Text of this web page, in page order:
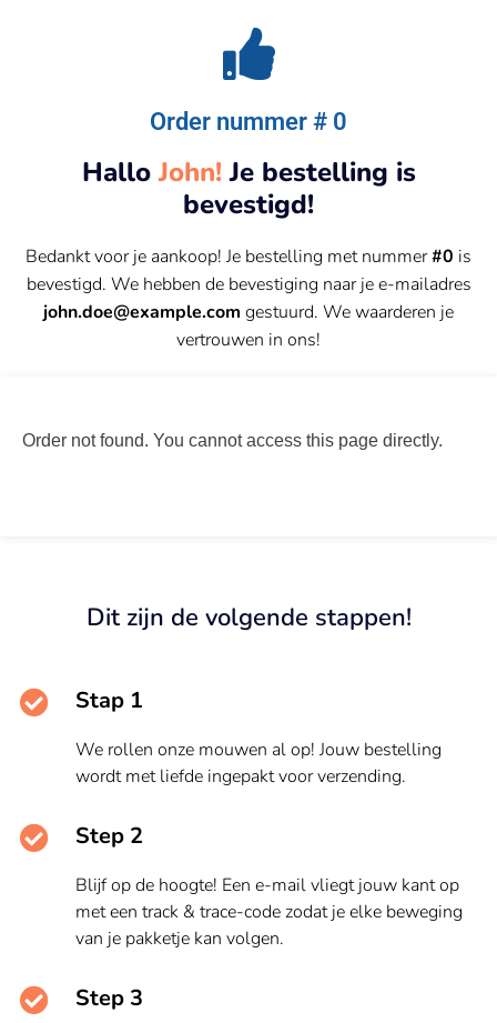
Order nummer # 0
HalloJohn! Je bestelling is
bevestigd!
Bedankt voor je aankoop! Je bestelling met nummer#0 is
bevestigd. We hebben de bevestiging naar je e-mailadres
john.doe@example.com gestuurd. We waarderen je
vertrouwen in ons!
Order not found. You cannot access this page directly.
Dit zijn de volgende stappen!
Stap 1
We rollen onze mouwen al op! Jouw bestelling
wordt met liefde ingepakt voor verzending.
Step 2
Blijf op de hoogte! Een e-mail vliegt jouw kant op
met een track & trace-code zodat je elke beweging
van je pakketje kan volgen.
Step 3